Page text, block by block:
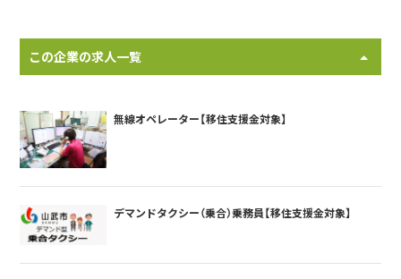
この企業の求人一覧
無線オペレーター【移住支援金対象】
デマンドタクシー（乗合）乗務員【移住支援金対象】